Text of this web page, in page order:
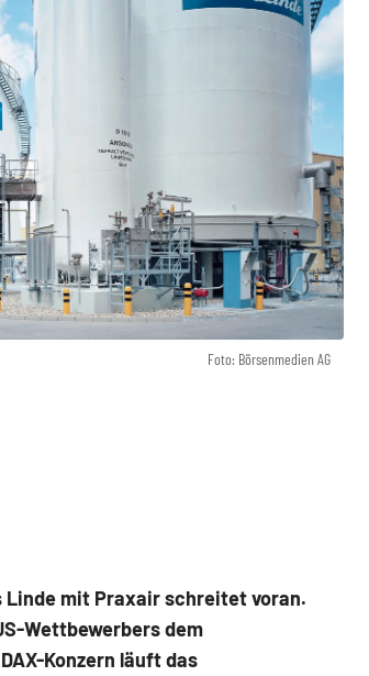
Foto: Börsenmedien AG
Linde mit Praxair schreitet voran.
Wettbewerbers dem
Konzern läuft das